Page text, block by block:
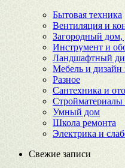
Бытовая техника
Вентиляция и
Загородный дом,
Инструмент и
Ландшафтный
Мебель и дизайн
Разное
Сантехника и
Стройматериалы
Умный дом
Школа ремонта
Электрика и
Свежие записи